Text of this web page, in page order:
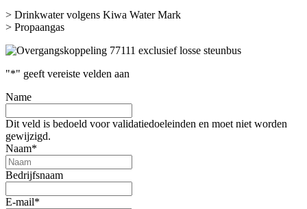
> Drinkwater volgens Kiwa Water Mark
> Propaangas
"*" geeft vereiste velden aan
Name
Dit veld is bedoeld voor validatiedoeleinden en moet niet worden
gewijzigd.
Naam*
Bedrijfsnaam
E-mail*